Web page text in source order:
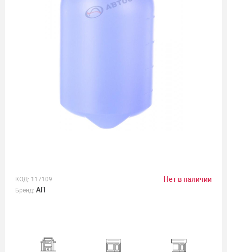
КОД: 117109 Нет в наличии
Бренд: АП